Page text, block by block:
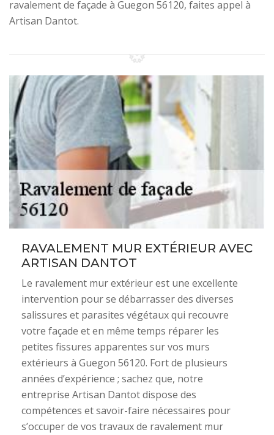
ravalement de façade à Guegon 56120, faites appel à
Artisan Dantot.
RAVALEMENT MUR EXTÉRIEUR AVEC
ARTISAN DANTOT
Le ravalement mur extérieur est une excellente
intervention pour se débarrasser des diverses
salissures et parasites végétaux qui recouvre
votre façade et en même temps réparer les
petites fissures apparentes sur vos murs
extérieurs à Guegon 56120. Fort de plusieurs
années d’expérience ; sachez que, notre
entreprise Artisan Dantot dispose des
compétences et savoir-faire nécessaires pour
s’occuper de vos travaux de ravalement mur